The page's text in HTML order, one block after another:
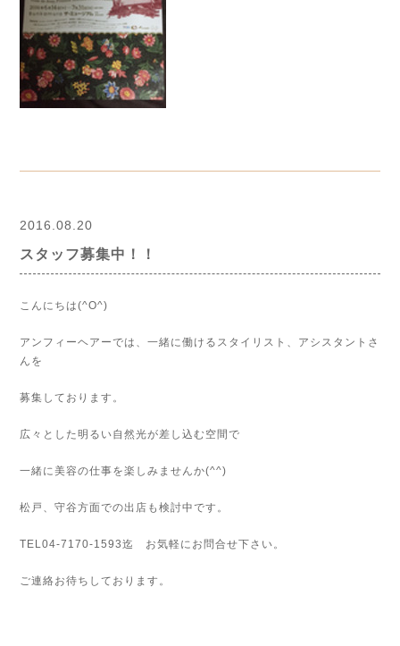
2016.08.20
スタッフ募集中！！
こんにちは(^O^)
アンフィーヘアーでは、一緒に働けるスタイリスト、アシスタントさ
んを
募集しております。
広々とした明るい自然光が差し込む空間で
一緒に美容の仕事を楽しみませんか(^^)
松戸、守谷方面での出店も検討中です。
TEL04-7170-1593迄 お気軽にお問合せ下さい。
ご連絡お待ちしております。